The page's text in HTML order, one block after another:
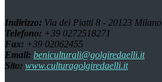
Indirizzo: Via dei Piatti 8 - 20123 Milano
Telefono: +39 0272518271
Fax: +39 02062455
Email: beniculturali@golgiredaelli.it
Sito: www.culturagolgiredaelli.it